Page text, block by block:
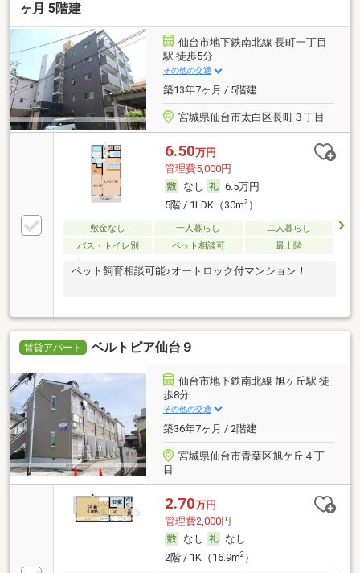
ヶ月 5階建
仙台市地下鉄南北線 長町一丁目
駅 徒歩5分
その他の交通
築13年7ヶ月 / 5階建
宮城県仙台市太白区長町３丁目
6.50万円
管理費5,000円
なし
6.5万円
5階 / 1LDK（30m2）
敷金なし 一人暮らし
二人暮らし
バス・トイレ別
ペット相談可 最上階
ペット飼育相談可能♪オートロック付マンション！
賃貸アパート ベルトピア仙台９
仙台市地下鉄南北線 旭ヶ丘駅 徒
歩8分
その他の交通
築36年7ヶ月 / 2階建
宮城県仙台市青葉区旭ケ丘４丁
目
2.70万円
管理費2,000円
なし
なし
2階 / 1K（16.9m2）